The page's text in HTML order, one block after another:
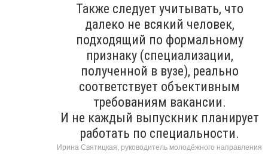
Также следует учитывать, что
далеко не всякий человек,
подходящий по формальному
признаку (специализации,
полученной в вузе), реально
соответствует объективным
требованиям вакансии.
И не каждый выпускник планирует
работать по специальности.
Ирина Святицкая, руководитель молодёжного направления